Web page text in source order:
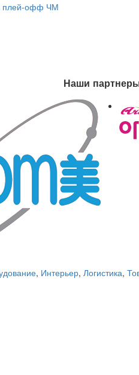
плей-офф ЧМ
Наши
, Интерьер, Логистика,